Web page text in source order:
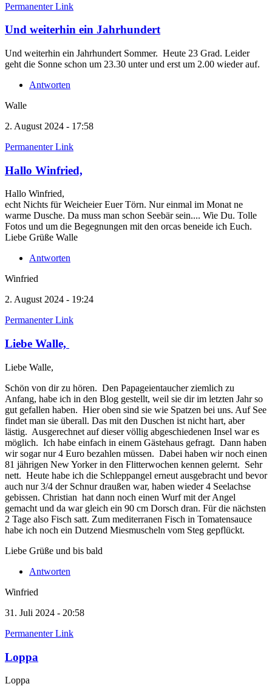
Permanenter Link
Und weiterhin ein Jahrhundert
Und weiterhin ein Jahrhundert Sommer. Heute 23 Grad. Leider
geht die Sonne schon um 23.30 unter und erst um 2.00 wieder auf.
Antworten
Walle
2. August 2024 - 17:58
Permanenter Link
Hallo Winfried,
Hallo Winfried,
echt Nichts für Weicheier Euer Törn. Nur einmal im Monat ne
warme Dusche. Da muss man schon Seebär sein.... Wie Du. Tolle
Fotos und um die Begegnungen mit den orcas beneide ich Euch.
Liebe Grüße Walle
Antworten
Winfried
2. August 2024 - 19:24
Permanenter Link
Liebe Walle,
Liebe Walle,
Schön von dir zu hören. Den Papageientaucher ziemlich zu
Anfang, habe ich in den Blog gestellt, weil sie dir im letzten Jahr so
gut gefallen haben. Hier oben sind sie wie Spatzen bei uns. Auf See
findet man sie überall. Das mit den Duschen ist nicht hart, aber
lästig. Ausgerechnet auf dieser völlig abgeschiedenen Insel war es
möglich. Ich habe einfach in einem Gästehaus gefragt. Dann haben
wir sogar nur 4 Euro bezahlen müssen. Dabei haben wir noch einen
81 jährigen New Yorker in den Flitterwochen kennen gelernt. Sehr
nett. Heute habe ich die Schleppangel erneut ausgebracht und bevor
auch nur 3/4 der Schnur draußen war, haben wieder 4 Seelachse
gebissen. Christian hat dann noch einen Wurf mit der Angel
gemacht und da war gleich ein 90 cm Dorsch dran. Für die nächsten
2 Tage also Fisch satt. Zum mediterranen Fisch in Tomatensauce
habe ich noch ein Dutzend Miesmuscheln vom Steg gepflückt.
Liebe Grüße und bis bald
Antworten
Winfried
31. Juli 2024 - 20:58
Permanenter Link
Loppa
Loppa